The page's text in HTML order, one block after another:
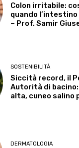
Colon irritabile:
quando l’intestino
– Prof. Samir
SOSTENIBILITÀ
Siccità record, il
Autorità di
alta, cuneo salino
DERMATOLOGIA